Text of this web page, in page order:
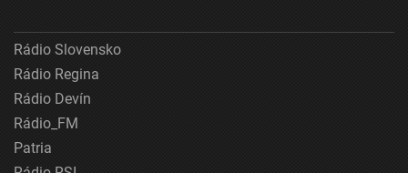
Rádio Slovensko
Rádio Regina
Rádio Devín
Rádio_FM
Patria